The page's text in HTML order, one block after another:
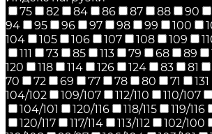
75
82 84 86 87 88 90
94
95 96 97 98 99 100
104
105 106 107 108 109
111
73 85 113 79 68 89
120
118 114 126 124 83 81
70
72 69 77 78 80 71 131
104/102
109/107 112/110 110/107
104/101
120/116 118/115 119/116
120/117
117/114 113/112 102/100